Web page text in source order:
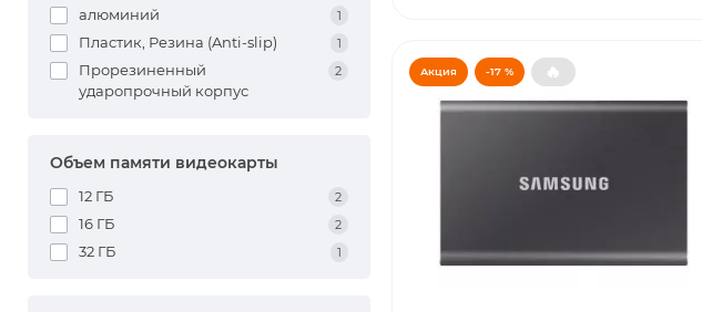
алюминий 1
Пластик, Резина (Anti-slip) 1
Прорезиненный
ударопрочный корпус
2
Объем памяти видеокарты
12 ГБ 2
16 ГБ 2
32 ГБ 1
Акция -17 % 🔥